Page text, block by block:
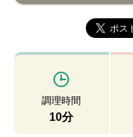
調理時間
10分